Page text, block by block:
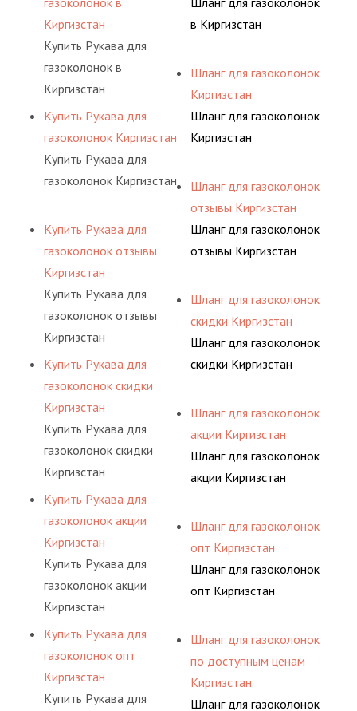
Киргизстан
Купить Рукава для
газоколонок в
Киргизстан
Купить Рукава для
газоколонок Киргизстан
Купить Рукава для
газоколонок Киргизстан
Купить Рукава для
газоколонок отзывы
Киргизстан
Купить Рукава для
газоколонок отзывы
Киргизстан
Купить Рукава для
газоколонок скидки
Киргизстан
Купить Рукава для
газоколонок скидки
Киргизстан
Купить Рукава для
газоколонок акции
Киргизстан
Купить Рукава для
газоколонок акции
Киргизстан
Купить Рукава для
газоколонок опт
Киргизстан
Купить Рукава для
в Киргизстан
Шланг для газоколонок
Киргизстан
Шланг для газоколонок
Киргизстан
Шланг для газоколонок
отзывы Киргизстан
Шланг для газоколонок
отзывы Киргизстан
Шланг для газоколонок
скидки Киргизстан
Шланг для газоколонок
скидки Киргизстан
Шланг для газоколонок
акции Киргизстан
Шланг для газоколонок
акции Киргизстан
Шланг для газоколонок
опт Киргизстан
Шланг для газоколонок
опт Киргизстан
Шланг для газоколонок
по доступным ценам
Киргизстан
Шланг для газоколонок